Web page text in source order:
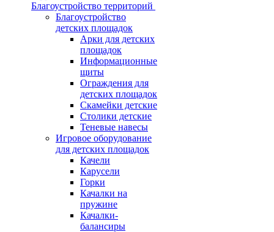
Благоустройство территорий
Благоустройство
детских площадок
Арки для детских
площадок
Информационные
щиты
Ограждения для
детских площадок
Скамейки детские
Столики детские
Теневые навесы
Игровое оборудование
для детских площадок
Качели
Карусели
Горки
Качалки на
пружине
Качалки-
балансиры